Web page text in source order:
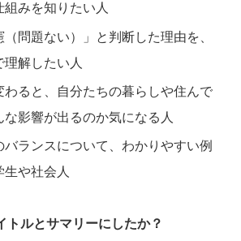
組みを知りたい人
問題ない）」と判断した理由を、
解したい人
わると、自分たちの暮らしや住んで
な影響が出るのか気になる人
バランスについて、わかりやすい例
生や社会人
トルとサマリーにしたか？